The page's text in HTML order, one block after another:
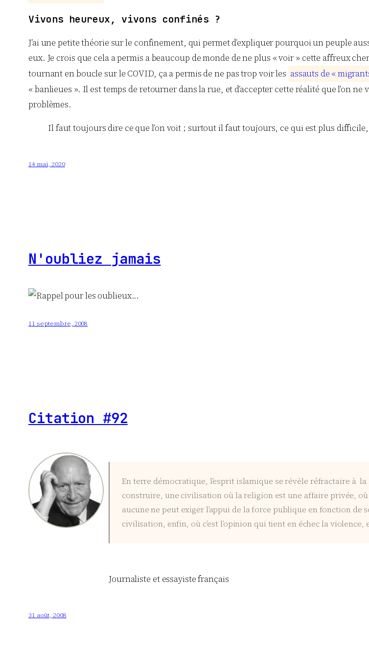
Vivons heureux, vivons confinés ?
J’ai une petite théorie sur le confinement, qui permet d’expliquer pourquoi un peuple
eux. Je crois que cela a permis a beaucoup de monde de ne plus « voir » cette affreux
tournant en boucle sur le COVID, ça a permis de ne pas trop voir les assauts de «migrant
« banlieues ». Il est temps de retourner dans la rue, et d’accepter cette réalité que l’on
problèmes.
Il faut toujours dire ce que l’on voit ; surtout il faut toujours, ce qui est plus difficile,
14 mai, 2020
N'oubliez jamais
11 septembre, 2008
Citation #92
En terre démocratique, l’esprit islamique se révèle réfractaire à
construire, une civilisation où la religion est une affaire privée,
aucune ne peut exiger l’appui de la force publique en fonction
civilisation, enfin, où c’est l’opinion qui tient en échec la
Journaliste et essayiste français
31 août, 2008